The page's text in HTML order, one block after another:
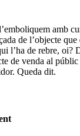
amb
de l’objecte que
l’ha de rebre, oi?
de venda al
Queda dit.